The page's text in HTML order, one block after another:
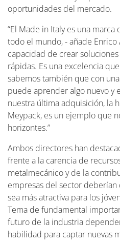
oportunidades del mercado.
“El Made in Italy es una
todo el mundo, - añade
capacidad de crear
rápidas. Es una excelencia
sabemos también que con
puede aprender algo nuevo y
nuestra última adquisición, la
Meypack, es un ejemplo que
horizontes.”
Ambos directores han
frente a la carencia de
metalmecánico y de la
empresas del sector
sea más atractiva para los
Tema de fundamental
futuro de la industria
habilidad para captar nuevas